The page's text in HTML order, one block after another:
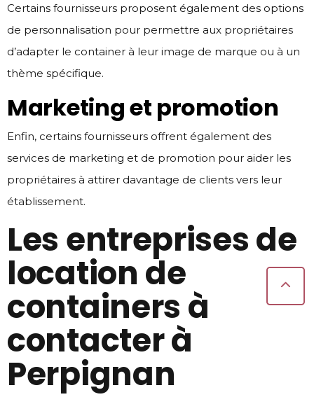
Certains fournisseurs proposent également des options
de personnalisation pour permettre aux propriétaires
d’adapter le container à leur image de marque ou à un
thème spécifique.
Marketing et promotion
Enfin, certains fournisseurs offrent également des
services de marketing et de promotion pour aider les
propriétaires à attirer davantage de clients vers leur
établissement.
Les entreprises de
location de
containers à
contacter à
Perpignan